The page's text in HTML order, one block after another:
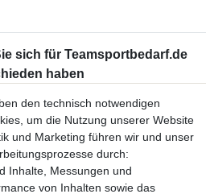
den technisch notwendigen
um die Nutzung unserer Website
und Marketing führen wir und unser
durch:
Inhalte, Messungen und
von Inhalten sowie das